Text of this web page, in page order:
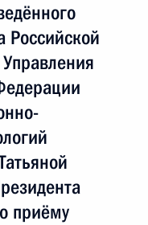
Российской
приёму